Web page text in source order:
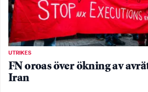
UTRIKES
FN oroas över ökning av
Iran